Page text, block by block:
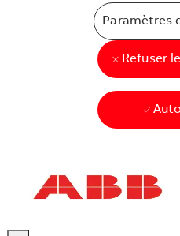
Paramètres
Refuser